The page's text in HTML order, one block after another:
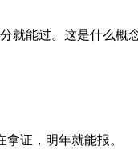
就能过。这是什么概
证，明年就能报。